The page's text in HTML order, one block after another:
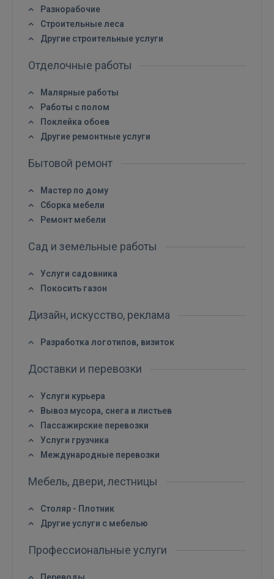
Войти
ВОЙТИ
Забыли пароль? Запомнить?
Разнорабочие
Строительные леса
Другие строительные услуги
Отделочные работы
Малярные работы
Работы с полом
Поклейка обоев
Другие ремонтные услуги
Бытовой ремонт
Мастер по дому
Сборка мебели
Ремонт мебели
Сад и земельные работы
Услуги садовника
Покосить газон
Дизайн, искусство, реклама
Разработка логотипов, визиток
Доставки и перевозки
Услуги курьера
Вывоз мусора, снега и листьев
Пассажирские перевозки
Услуги грузчика
Международные перевозки
Мебель, двери, лестницы
Столяр - Плотник
Другие услуги с мебелью
Профессиональные услуги